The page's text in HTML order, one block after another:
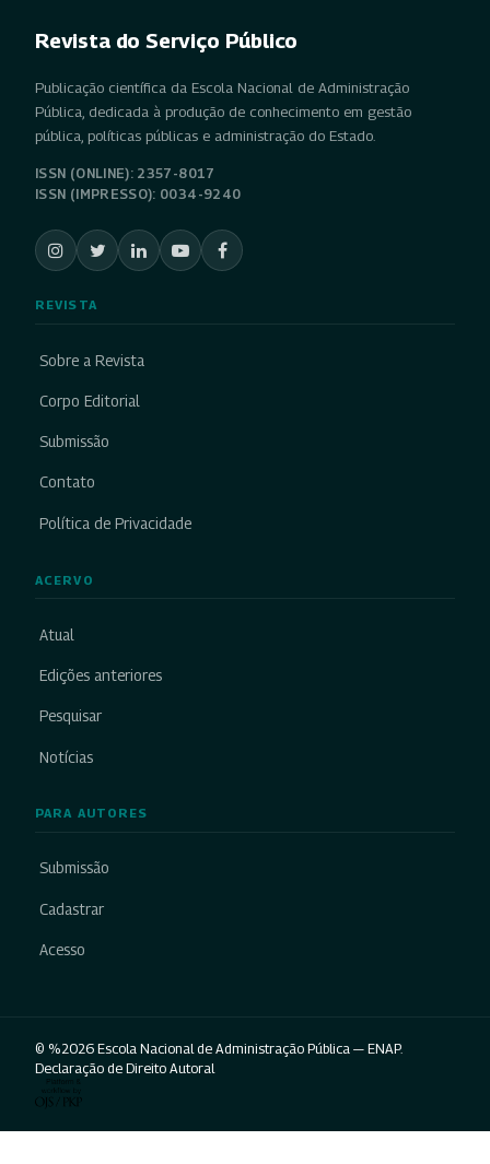
Revista do Serviço Público
Publicação científica da Escola Nacional de Administração
Pública, dedicada à produção de conhecimento em gestão
pública, políticas públicas e administração do Estado.
ISSN (ONLINE): 2357-8017
ISSN (IMPRESSO): 0034-9240
REVISTA
Sobre a Revista
Corpo Editorial
Submissão
Contato
Política de Privacidade
ACERVO
Atual
Edições anteriores
Pesquisar
Notícias
PARA AUTORES
Submissão
Cadastrar
Acesso
© %2026 Escola Nacional de Administração Pública — ENAP.
Declaração de Direito Autoral